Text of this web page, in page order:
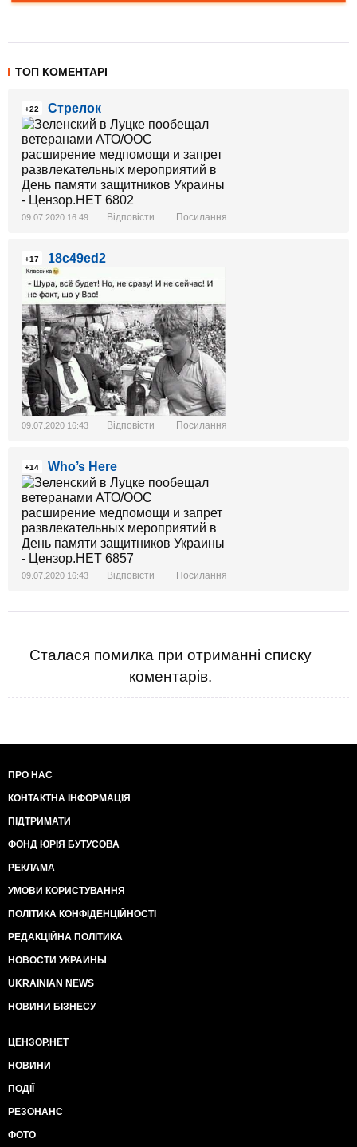
ТОП КОМЕНТАРІ
+22 Стрелок
09.07.2020 16:49 Відповісти Посилання
+17 18c49ed2
09.07.2020 16:43 Відповісти Посилання
+14 Who’s Here
09.07.2020 16:43 Відповісти Посилання
Сталася помилка при отриманні списку
коментарів.
ПРО НАС
КОНТАКТНА ІНФОРМАЦІЯ
ПІДТРИМАТИ
ФОНД ЮРІЯ БУТУСОВА
РЕКЛАМА
УМОВИ КОРИСТУВАННЯ
ПОЛІТИКА КОНФІДЕНЦІЙНОСТІ
РЕДАКЦІЙНА ПОЛІТИКА
НОВОСТИ УКРАИНЫ
UKRAINIAN NEWS
НОВИНИ БІЗНЕСУ
ЦЕНЗОР.НЕТ
НОВИНИ
ПОДІЇ
РЕЗОНАНС
ФОТО